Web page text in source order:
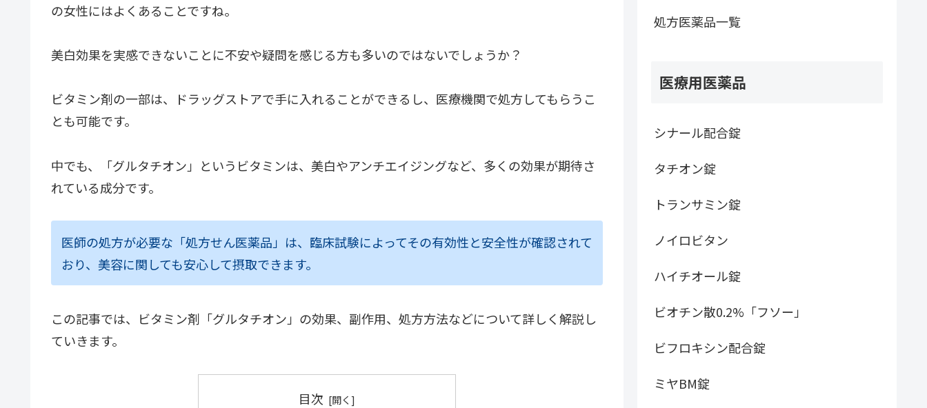
の女性にはよくあることですね。
美白効果を実感できないことに不安や疑問を感じる方も多いのではないでしょうか？
ビタミン剤の一部は、ドラッグストアで手に入れることができるし、医療機関で処方してもらうこ
とも可能です。
中でも、「グルタチオン」というビタミンは、美白やアンチエイジングなど、多くの効果が期待さ
れている成分です。
医師の処方が必要な「処方せん医薬品」は、臨床試験によってその有効性と安全性が確認されて
おり、美容に関しても安心して摂取できます。
この記事では、ビタミン剤「グルタチオン」の効果、副作用、処方方法などについて詳しく解説し
ていきます。
目次
処方医薬品一覧
医療用医薬品
シナール配合錠
タチオン錠
トランサミン錠
ノイロビタン
ハイチオール錠
ビオチン散0.2%「フソー」
ビフロキシン配合錠
ミヤBM錠